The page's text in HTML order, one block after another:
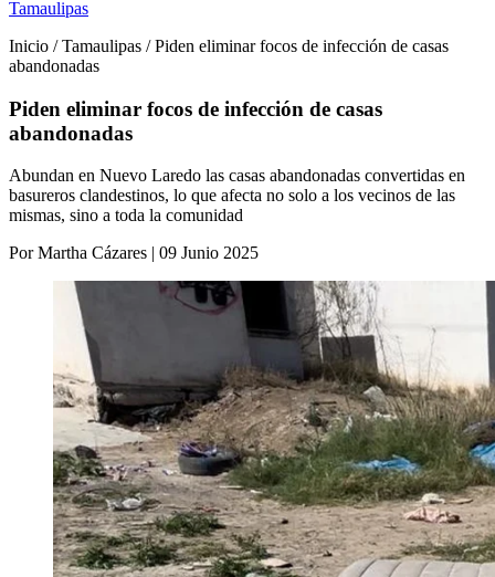
Tamaulipas
Inicio / Tamaulipas / Piden eliminar focos de infección de casas
abandonadas
Piden eliminar focos de infección de casas
abandonadas
Abundan en Nuevo Laredo las casas abandonadas convertidas en
basureros clandestinos, lo que afecta no solo a los vecinos de las
mismas, sino a toda la comunidad
Por Martha Cázares | 09 Junio 2025